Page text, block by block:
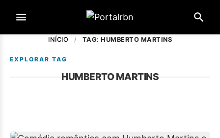
INÍCIO / TAG: HUMBERTO MARTINS
EXPLORAR TAG
HUMBERTO MARTINS